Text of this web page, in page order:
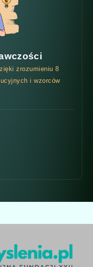
zrozumieniu 8
i wzorców